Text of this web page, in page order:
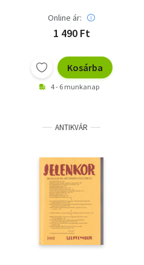
Online ár:
1 490 Ft
Kosárba
4 - 6 munkanap
ANTIKVÁR